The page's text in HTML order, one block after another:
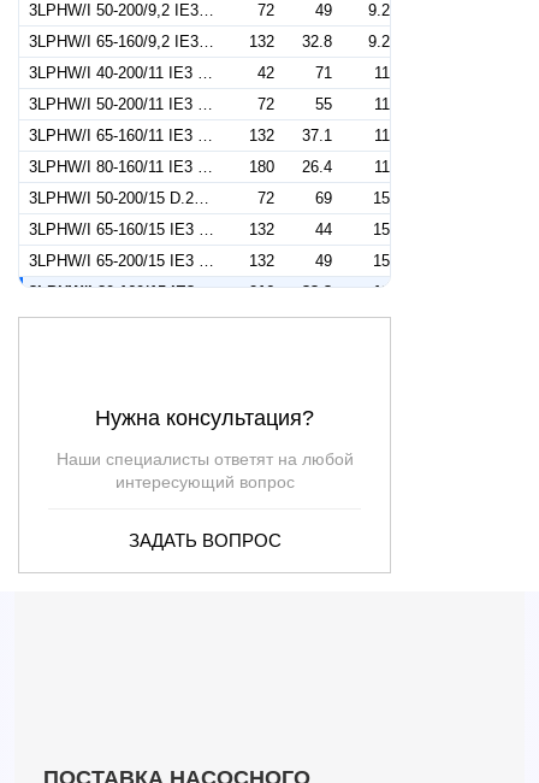
3LPHW/I 50-200/9,2 IE3 (Артикул 1863159204I)
72 49
9.2
3LPHW/I 65-160/9,2 IE3 (Артикул 1874159204I)
132 32.8
9.2
3LPHW/I 40-200/11 IE3 (Артикул 1853169204I)
42 71
11
3LPHW/I 50-200/11 IE3 (Артикул 1863169204I)
72 55
11
3LPHW/I 65-160/11 IE3 (Артикул 1874169204I)
132 37.1
11
3LPHW/I 80-160/11 IE3 (Артикул 1403169204I)
180 26.4
11
3LPHW/I 50-200/15 D.224 IE3 (Артикул 1863179204I)
72 69
15
3LPHW/I 65-160/15 IE3 (Артикул 1874179204I)
132 44
15
3LPHW/I 65-200/15 IE3 (Артикул 1874279204I)
132 49
15
3LPHW/I 80-160/15 IE3 (Артикул 1403179204I)
216 33.3
15
3LPHW/I 80-160/15R IE3 (Артикул 1403149204I)
216 29.7
15
3LPHW/I 65-200/22 IE3 (Артикул 1874199204I)
132
47
Нужна консультация?
Наши специалисты ответят на любой
интересующий вопрос
ЗАДАТЬ ВОПРОС